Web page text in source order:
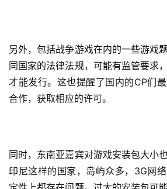
另外，包括战争游戏在内的一些游戏
同国家的法律法规，可能有监管要求
才能发行。这也提醒了国内的CP们
合作， 获取相应的许可。
同时，东南亚嘉宾对游戏安装包大小
印尼这样的国家，岛屿众多，3G网